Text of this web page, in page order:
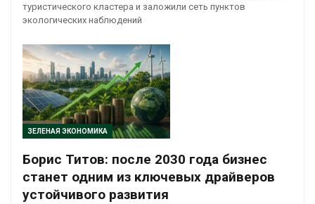
туристического кластера и заложили сеть пунктов
экологических наблюдений
ЗЕЛЕНАЯ ЭКОНОМИКА
Борис Титов: после 2030 года бизнес
станет одним из ключевых драйверов
устойчивого развития